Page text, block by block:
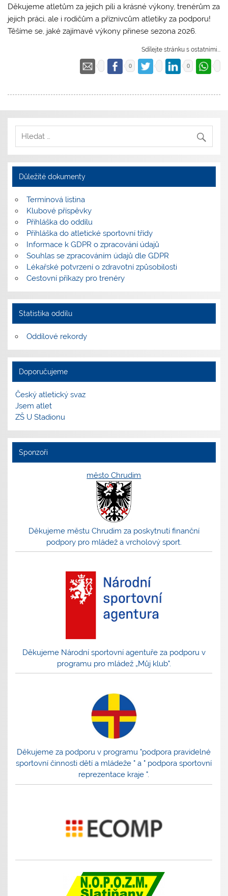
Děkujeme atletům za jejich píli a krásné výkony, trenérům za
jejich práci, ale i rodičům a příznivcům atletiky za podporu!
Těšíme se, jaké zajímavé výkony přinese sezona 2026.
Sdílejte stránku s ostatními...
0 0
Důležité dokumenty
Termínová listina
Klubové příspěvky
Přihláška do oddílu
Přihláška do atletické sportovní třídy
Informace k GDPR o zpracování údajů
Souhlas se zpracováním údajů dle GDPR
Lékařské potvrzení o zdravotní způsobilosti
Cestovní příkazy pro trenéry
Statistika oddílu
Oddílové rekordy
Doporučujeme
Český atletický svaz
Jsem atlet
ZŠ U Stadionu
Sponzoři
město Chrudim
Děkujeme městu Chrudim za poskytnutí finanční
podpory pro mládež a vrcholový sport.
Děkujeme Národní sportovní agentuře za podporu v
programu pro mládež „Můj klub".
Děkujeme za podporu v programu "podpora pravidelné
sportovní činnosti dětí a mládeže " a " podpora sportovní
reprezentace kraje ".